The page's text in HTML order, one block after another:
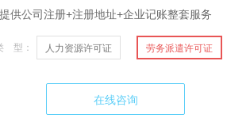
册公司 江北区注册公司
南岸区注册公司
经营范围变更
注册地址变更
证税控申请 银行开户
供公司注册+注册地址+企业记账整套服务
型： 人力资源许可证 劳务派遣许可证
在线咨询